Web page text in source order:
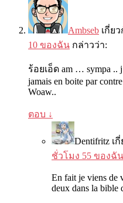
Ambseb เกี่ย
10 ของฉัน กล่าวว่า:
ร้อยเอ็ด am … sympa ..
jamais en boite par contre
Woaw..
ตอบ ↓
Dentifritz เ
ชั่วโมง 55 ของฉัน
En fait je viens de
deux dans la bible